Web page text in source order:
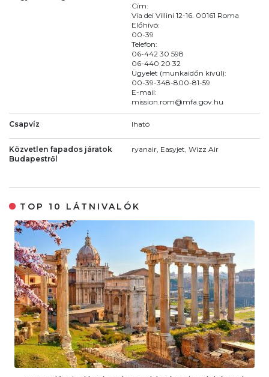
Cím:
Via dei Villini 12-16. 00161 Roma
Előhívó:
00-39
Telefon:
06-442 30 598
06-440 20 32
Ügyelet (munkaidőn kívül):
00-39-348-800-81-59
E-mail:
mission.rom@mfa.gov.hu
Csapvíz Iható
Közvetlen fapados járatok
Budapestről
ryanair, Easyjet, Wizz Air
TOP 10 LÁTNIVALÓK